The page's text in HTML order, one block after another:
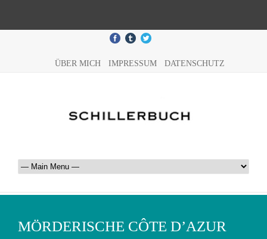
ÜBER MICH IMPRESSUM DATENSCHUTZ
MÖRDERISCHE CÔTE D’AZUR